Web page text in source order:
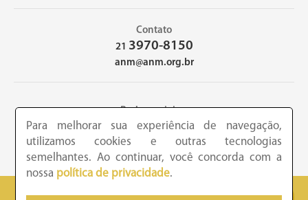
Contato
21 3970-8150
anm@anm.org.br
Redes sociais
2026 - Academia Nacional de Medicina - Copyright © todos os
Para melhorar sua experiência de navegação,
utilizamos cookies e outras tecnologias
semelhantes. Ao continuar, você concorda com a
nossa política de privacidade.